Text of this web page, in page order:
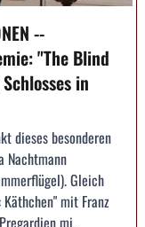
--
"The Blind
in
dieses besonderen
Nachtmann
Gleich
mit Franz
mi...